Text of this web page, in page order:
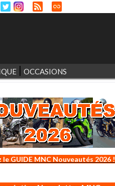
OCCASIONS
le GUIDE MNC Nouveautés 2026 !